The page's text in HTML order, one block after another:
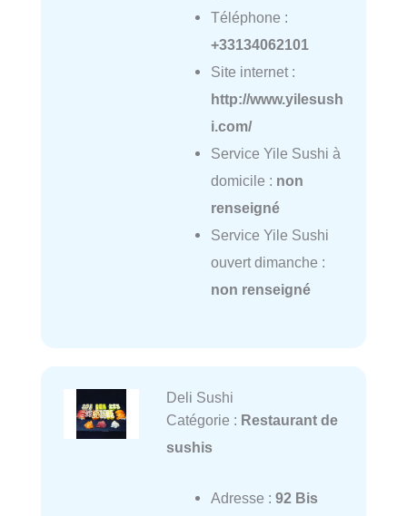
Téléphone :
+33134062101
Site internet :
http://www.yilesush
i.com/
Service Yile Sushi à
domicile : non
renseigné
Service Yile Sushi
ouvert dimanche :
non renseigné
Deli Sushi
Catégorie : Restaurant de
sushis
Adresse : 92 Bis